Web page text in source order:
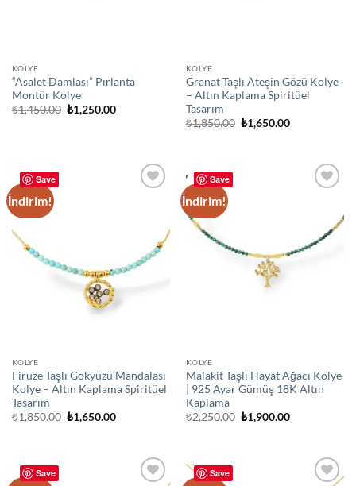
KOLYE
“Asalet Damlası” Pırlanta
Montür Kolye
₺1,450.00 Orijinal
fiyat:
₺1,250.00Şu
KOLYE
Granat Taşlı Ateşin Gözü Kolye
– Altın Kaplama Spiritüel
Tasarım
₺1,850.00 Orijinal
fiyat:
₺1,650.00Şu
Save
İndirim!
KOLYE
Firuze Taşlı Gökyüzü Mandalası
Kolye – Altın Kaplama Spiritüel
Tasarım
₺1,850.00 Orijinal
fiyat:
₺1,650.00Şu
Save
İndirim!
KOLYE
Malakit Taşlı Hayat Ağacı Kolye
| 925 Ayar Gümüş 18K Altın
Kaplama
₺2,250.00 Orijinal
fiyat:
₺1,900.00Şu
Save Save